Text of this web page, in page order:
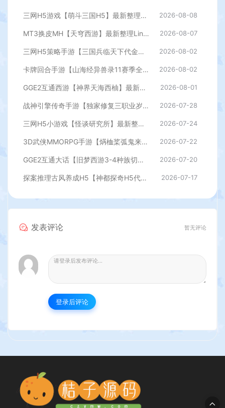
三网H5游戏【萌斗三国H5】最新整理WIN系服务端+GM后台+详细搭建教程 2026-08-08
MT3换皮MH【天穹西游】最新整理Linux手工服务端+安卓苹果双端+GM后台+详细搭建教程+全套源码+视频教程 2026-08-07
三网H5策略手游【三国兵临天下代金券内购七合修复版】最新整理单机一键即玩镜像端+Linux手工服务端+管理后台+GM授权后台+简易安卓客户端+详细搭建教程+视频教程 2026-08-02
卡牌回合手游【山海经异兽录11赛季全人物代金券内购版】最新整理WIN系服务端+授权GM后台+管理后台+热更修改工具+安卓+详细搭建教程 2026-08-02
GGE2互通西游【神界天海西柚】最新整理Win系服务端+安卓苹果PC三端+内置GM工具+全套源码+详细搭建教程 2026-08-01
战神引擎传奇手游【独家修复三职业岁月无限刀-白猪3.0】最新整理Win系特色服务端+安卓苹果双端+GM授权后台+详细搭建教程 2026-07-28
三网H5小游戏【怪谈研究所】最新整理WIN系服务端+Linux手工服务端+详细搭建教程 2026-07-24
3D武侠MMORPG手游【焫桖桨弧鬼来7职业精修代金券内购版】最新整Linux手工服务端+安卓苹果双端+CDK授权后台+详细搭建教程 2026-07-22
GGE2互通大话【旧梦西游3-4种族切换】最新整理Win系服务端+安卓PC互通客户端+内置GM工具+全套源码+详细搭建教程 2026-07-20
探案推理古风养成H5【神都探奇H5代金券内购版】最新整理单机一键即玩镜像端+Linux手工服务端+CDK授权后台+详细搭建教程 2026-07-17
发表评论 暂无评论
登录后评论